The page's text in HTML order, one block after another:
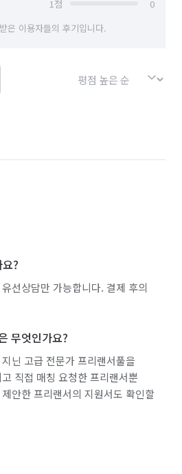
1점
0
은 이용자들의 후기입니다.
?
선상담만 가능합니다. 결제 후의
무엇인가요?
닌 고급 전문가 프리랜서풀을
직접 매칭 요청한 프리랜서뿐
안한 프리랜서의 지원서도 확인할